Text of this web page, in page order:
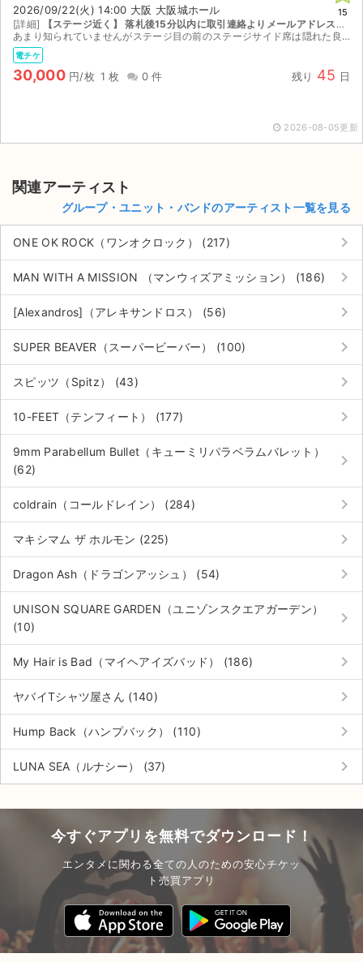
2026/09/22(火) 14:00 大阪 大阪城ホール
[詳細]
【ステージ近く】 落札後15分以内に取引連絡よりメールアドレスをお知らせください。イープラス電子チケットのスマチケでの分配です。 注釈付き指定席 座席詳細不明
あまり知られていませんがステージ目の前のステージサイド席は隠れた良席です、SNSなどで調べて見てください。 落札者様のケータイやメールアドレスに問題があり受け取れなかったとしても返金などは出来...
電チケ
30,000 円/枚 1 枚 0 件 残り 45 日
15
2026-08-05更新
関連アーティスト
グループ・ユニット・バンドのアーティスト一覧を見る
ONE OK ROCK（ワンオクロック） (217) keyboard_arrow_right
MAN WITH A MISSION （マンウィズアミッション） (186) keyboard_arrow_right
[Alexandros]（アレキサンドロス） (56) keyboard_arrow_right
SUPER BEAVER（スーパービーバー） (100) keyboard_arrow_right
スピッツ（Spitz） (43) keyboard_arrow_right
10-FEET（テンフィート） (177) keyboard_arrow_right
9mm Parabellum Bullet（キューミリパラベラムバレット）
(62)
keyboard_arrow_right
coldrain（コールドレイン） (284) keyboard_arrow_right
マキシマム ザ ホルモン (225) keyboard_arrow_right
Dragon Ash（ドラゴンアッシュ） (54) keyboard_arrow_right
UNISON SQUARE GARDEN（ユニゾンスクエアガーデン）
(10)
keyboard_arrow_right
My Hair is Bad（マイヘアイズバッド） (186) keyboard_arrow_right
ヤバイTシャツ屋さん (140) keyboard_arrow_right
Hump Back（ハンプバック） (110) keyboard_arrow_right
LUNA SEA（ルナシー） (37) keyboard_arrow_right
今すぐアプリを無料でダウンロード！
エンタメに関わる全ての人のための安心チケッ
ト売買アプリ